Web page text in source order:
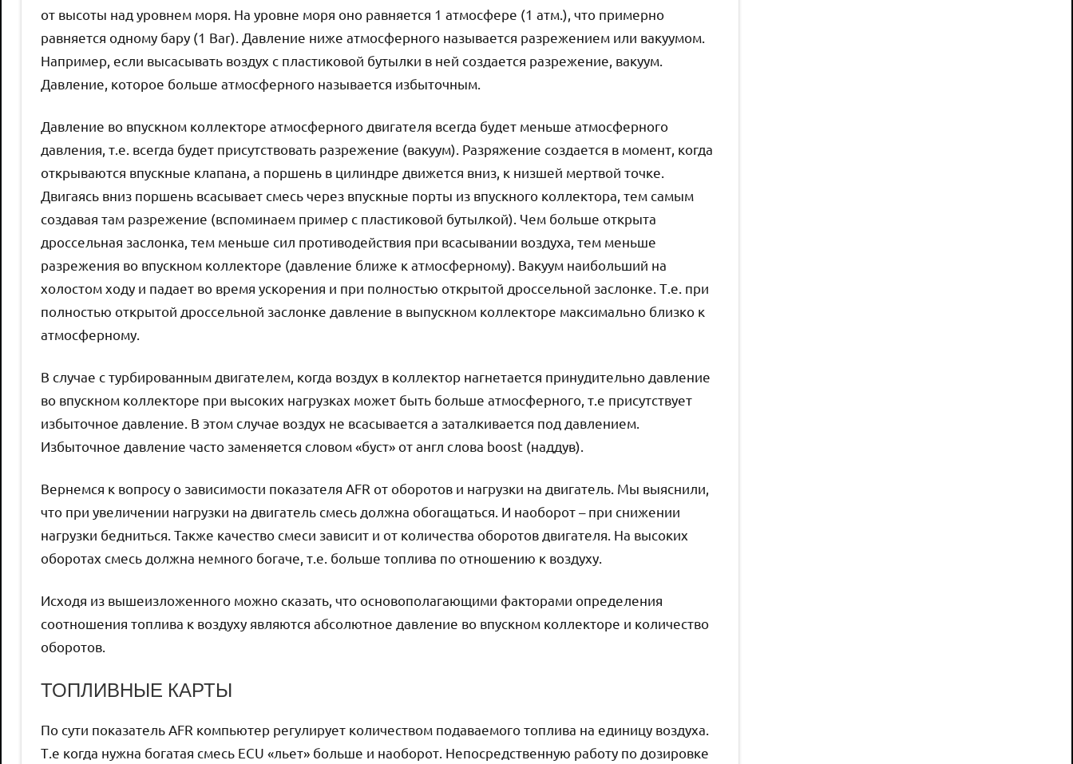
от высоты над уровнем моря. На уровне моря оно равняется 1 атмосфере (1 атм.), что примерно
равняется одному бару (1 Bar). Давление ниже атмосферного называется разрежением или вакуумом.
Например, если высасывать воздух с пластиковой бутылки в ней создается разрежение, вакуум.
Давление, которое больше атмосферного называется избыточным.
Давление во впускном коллекторе атмосферного двигателя всегда будет меньше атмосферного
давления, т.е. всегда будет присутствовать разрежение (вакуум). Разряжение создается в момент, когда
открываются впускные клапана, а поршень в цилиндре движется вниз, к низшей мертвой точке.
Двигаясь вниз поршень всасывает смесь через впускные порты из впускного коллектора, тем самым
создавая там разрежение (вспоминаем пример с пластиковой бутылкой). Чем больше открыта
дроссельная заслонка, тем меньше сил противодействия при всасывании воздуха, тем меньше
разрежения во впускном коллекторе (давление ближе к атмосферному). Вакуум наибольший на
холостом ходу и падает во время ускорения и при полностью открытой дроссельной заслонке. Т.е. при
полностью открытой дроссельной заслонке давление в выпускном коллекторе максимально близко к
атмосферному.
В случае с турбированным двигателем, когда воздух в коллектор нагнетается принудительно давление
во впускном коллекторе при высоких нагрузках может быть больше атмосферного, т.е присутствует
избыточное давление. В этом случае воздух не всасывается а заталкивается под давлением.
Избыточное давление часто заменяется словом «буст» от англ слова boost (наддув).
Вернемся к вопросу о зависимости показателя AFR от оборотов и нагрузки на двигатель. Мы выяснили,
что при увеличении нагрузки на двигатель смесь должна обогащаться. И наоборот – при снижении
нагрузки бедниться. Также качество смеси зависит и от количества оборотов двигателя. На высоких
оборотах смесь должна немного богаче, т.е. больше топлива по отношению к воздуху.
Исходя из вышеизложенного можно сказать, что основополагающими факторами определения
соотношения топлива к воздуху являются абсолютное давление во впускном коллекторе и количество
оборотов.
ТОПЛИВНЫЕ КАРТЫ
По сути показатель AFR компьютер регулирует количеством подаваемого топлива на единицу воздуха.
Т.е когда нужна богатая смесь ECU «льет» больше и наоборот. Непосредственную работу по дозировке